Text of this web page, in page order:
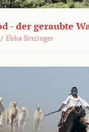
- der geraubte
/ Ebba Sinzinger